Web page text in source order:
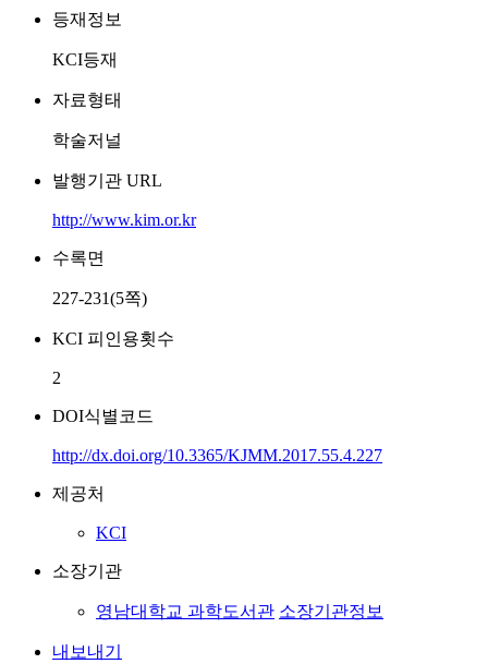
등재정보
KCI등재
자료형태
학술저널
발행기관 URL
http://www.kim.or.kr
수록면
227-231(5쪽)
KCI 피인용횟수
2
DOI식별코드
http://dx.doi.org/10.3365/KJMM.2017.55.4.227
제공처
KCI
소장기관
영남대학교 과학도서관 소장기관정보
내보내기